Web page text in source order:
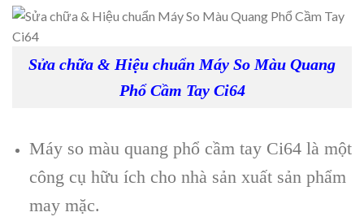
Sửa chữa & Hiệu chuẩn Máy So Màu Quang
Phổ Cầm Tay Ci64
Máy so màu quang phổ cầm tay Ci64 là một
công cụ hữu ích cho nhà sản xuất sản phẩm
may mặc.